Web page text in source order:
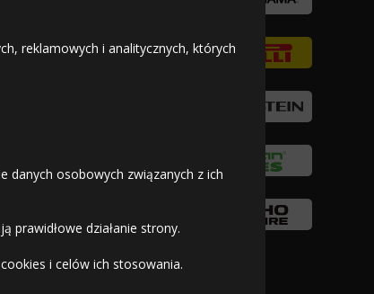
reklamowych i analitycznych, których
danych osobowych związanych z ich
prawidłowe działanie strony.
i celów ich stosowania.